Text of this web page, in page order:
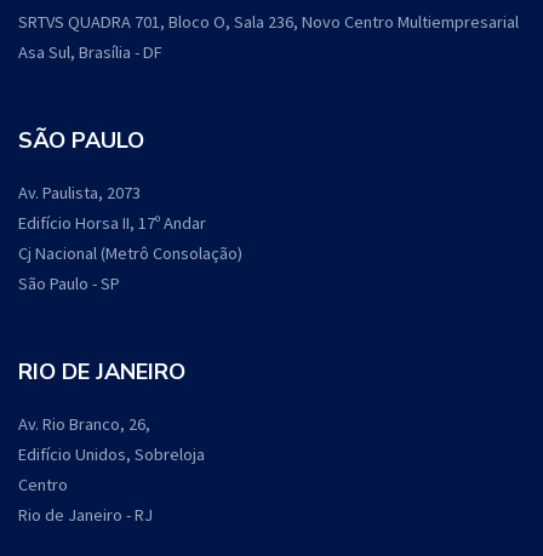
SRTVS QUADRA 701, Bloco O, Sala 236, Novo Centro Multiempresarial
Asa Sul, Brasília - DF
SÃO PAULO
Av. Paulista, 2073
Edifício Horsa II, 17º Andar
Cj Nacional (Metrô Consolação)
São Paulo - SP
RIO DE JANEIRO
Av. Rio Branco, 26,
Edifício Unidos, Sobreloja
Centro
Rio de Janeiro - RJ